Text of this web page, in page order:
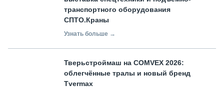
транспортного оборудования
СПТО.Краны
Узнать больше →
Тверьстроймаш на COMVEX 2026:
облегчённые тралы и новый бренд
Tvermax